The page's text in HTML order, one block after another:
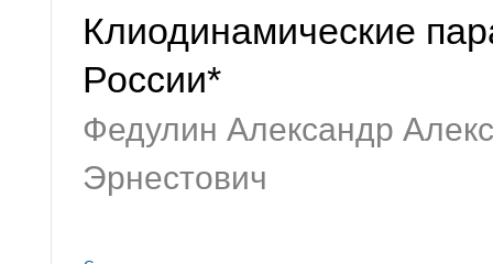
Клиодинамические
России*
Федулин Александр
Эрнестович